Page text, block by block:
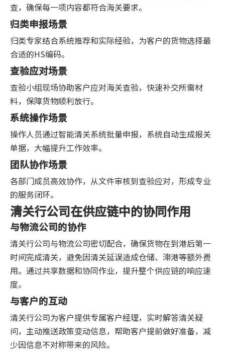
查，确保每一项内容都符合海关要求。
归类申报场景
归类专家结合系统推荐和实际经验，为客户的货物选择最
合适的HS编码。
查验应对场景
查验小组现场协助客户应对海关查验，快速补交所需材
料，保障货物顺利放行。
系统操作场景
操作人员通过智能清关系统批量申报，系统自动生成报关
单据，大幅提升工作效率。
团队协作场景
各部门成员高效协作，从文件审核到查验应对，形成专业
的服务闭环。
清关行公司在供应链中的协同作用
与物流公司的协作
清关行公司与物流公司密切配合，确保货物在到港后第一
时间完成清关，避免因清关延误造成仓储、滞港等额外费
用。通过共享数据和协同作业，提升整个供应链的响应速
度。
与客户的互动
清关行公司为客户提供专属客户经理，实时解答清关疑
问，主动推送政策变动信息，帮助客户提前做好准备，减
少因信息不对称带来的风险。